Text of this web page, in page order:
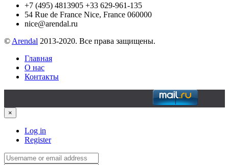
+7 (495) 4813905 +33 629-961-135
54 Rue de France Nice, France 060000
nice@arendal.ru
© Arendal 2013-2020. Все права защищены.
Главная
О нас
Контакты
×
Log in
Register